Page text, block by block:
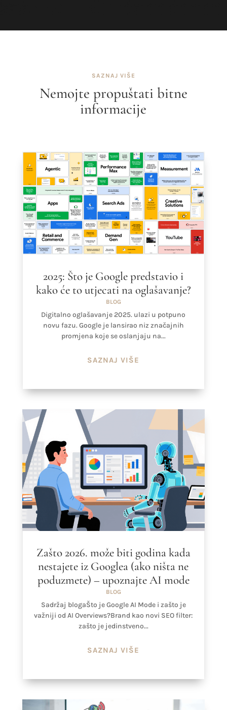
SAZNAJ VIŠE
Nemojte propuštati bitne
informacije
2025: Što je Google predstavio i
kako će to utjecati na oglašavanje?
BLOG
Digitalno oglašavanje 2025. ulazi u potpuno
novu fazu. Google je lansirao niz značajnih
promjena koje se oslanjaju na...
SAZNAJ VIŠE
Zašto 2026. može biti godina kada
nestajete iz Googlea (ako ništa ne
poduzmete) – upoznajte AI mode
BLOG
Sadržaj blogaŠto je Google AI Mode i zašto je
važniji od AI Overviews?Brand kao novi SEO filter:
zašto je jedinstveno...
SAZNAJ VIŠE